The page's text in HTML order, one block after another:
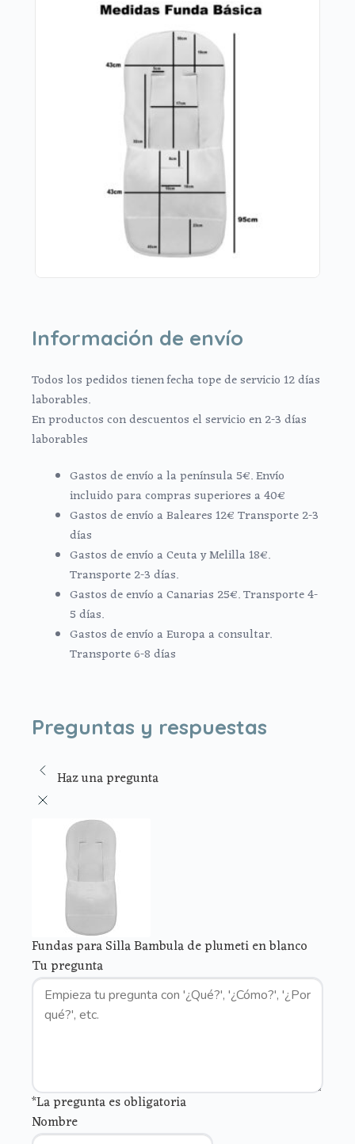
Información de envío
Todos los pedidos tienen fecha tope de servicio 12 días
laborables.
En productos con descuentos el servicio en 2-3 días
laborables
Gastos de envío a la península 5€. Envío
incluido para compras superiores a 40€
Gastos de envío a Baleares 12€ Transporte 2-3
días
Gastos de envío a Ceuta y Melilla 18€.
Transporte 2-3 días.
Gastos de envío a Canarias 25€. Transporte 4-
5 días.
Gastos de envío a Europa a consultar.
Transporte 6-8 días
Preguntas y respuestas
Haz una pregunta
Fundas para Silla Bambula de plumeti en blanco
Tu pregunta
*La pregunta es obligatoria
Nombre